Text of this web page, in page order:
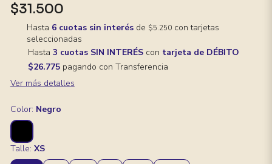
$31.500
Hasta 6 cuotas sin interés de $5.250 con tarjetas
seleccionadas
Hasta 3 cuotas SIN INTERÉScon tarjeta de DÉBITO
$26.775pagando con Transferencia
Ver más detalles
Color: Negro
Talle: XS